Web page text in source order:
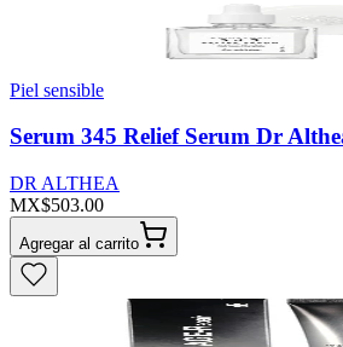
Piel sensible
Serum 345 Relief Serum Dr
DR ALTHEA
MX$503.00
Agregar al carrito